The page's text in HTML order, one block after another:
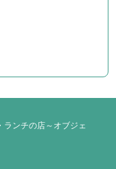
ランチの店～オブジェ